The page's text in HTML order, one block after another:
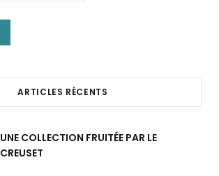
ARTICLES RÉCENTS
UNE COLLECTION FRUITÉE PAR LE
CREUSET